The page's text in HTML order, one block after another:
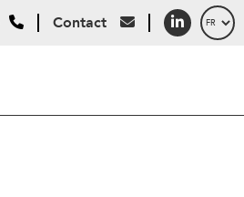
Contact